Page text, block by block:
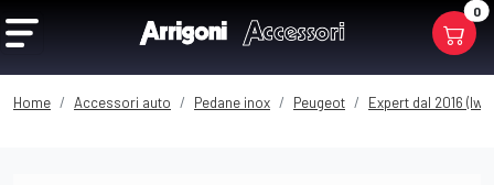
0
Home Accessori auto Pedane inox Peugeot Expert dal 2016 (lwb)